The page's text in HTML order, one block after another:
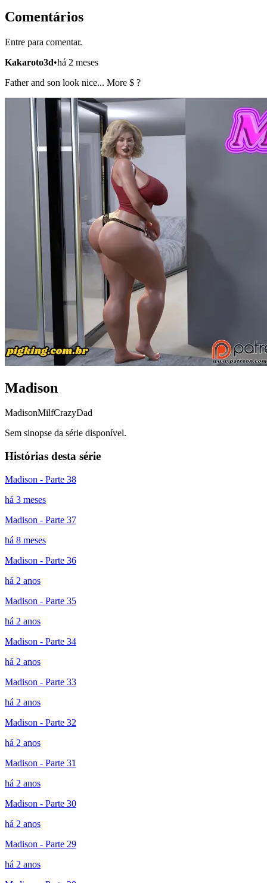
Comentários
Entre para comentar.
Kakaroto3d•há 2 meses
Father and son look nice... More $ ?
Madison
MadisonMilfCrazyDad
Sem sinopse da série disponível.
Histórias desta série
Madison - Parte 38
há 3 meses
Madison - Parte 37
há 8 meses
Madison - Parte 36
há 2 anos
Madison - Parte 35
há 2 anos
Madison - Parte 34
há 2 anos
Madison - Parte 33
há 2 anos
Madison - Parte 32
há 2 anos
Madison - Parte 31
há 2 anos
Madison - Parte 30
há 2 anos
Madison - Parte 29
há 2 anos